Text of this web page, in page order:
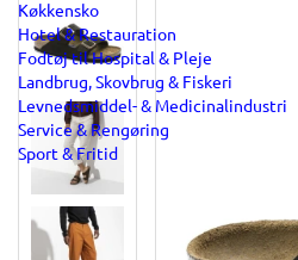
Køkkensko
Hotel & Restauration
Fodtøj til Hospital & Pleje
Landbrug, Skovbrug & Fiskeri
Levnedsmiddel- & Medicinalindustri
Service & Rengøring
Sport & Fritid